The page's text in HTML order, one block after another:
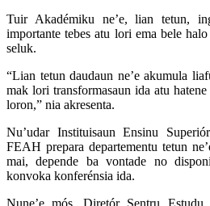
Tuir Akadémiku ne’e, lian tetun,
importante tebes atu lori ema bele
seluk.
“Lian tetun daudaun ne’e akumula
mak lori transformasaun ida atu
loron,” nia akresenta.
Nu’udar Instituisaun Ensinu
FEAH prepara departementu tetun
mai, depende ba vontade no
konvoka konferénsia ida.
Nune’e mós, Diretór Sentru